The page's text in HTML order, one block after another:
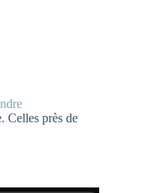
Celles près de